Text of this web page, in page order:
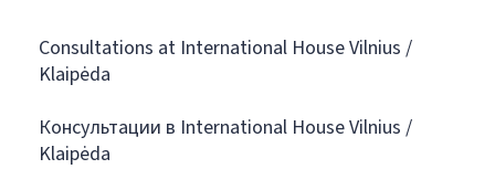
Consultations at International House Vilnius /
Klaipėda
Консультации в International House Vilnius /
Klaipėda